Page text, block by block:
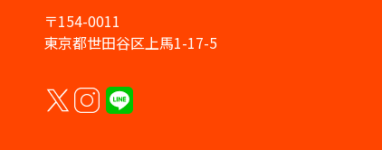
〒154-0011
東京都世田谷区上馬1-17-5